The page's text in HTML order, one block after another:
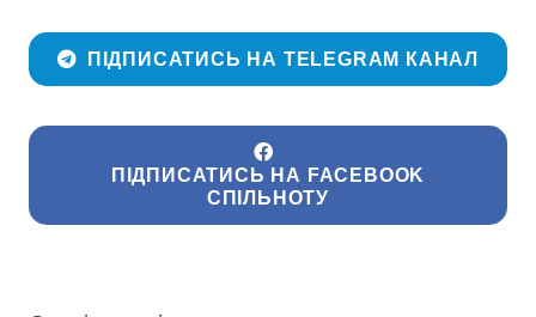
ПІДПИСАТИСЬ НА TELEGRAM КАНАЛ
ПІДПИСАТИСЬ НА FACEBOOK
СПІЛЬНОТУ